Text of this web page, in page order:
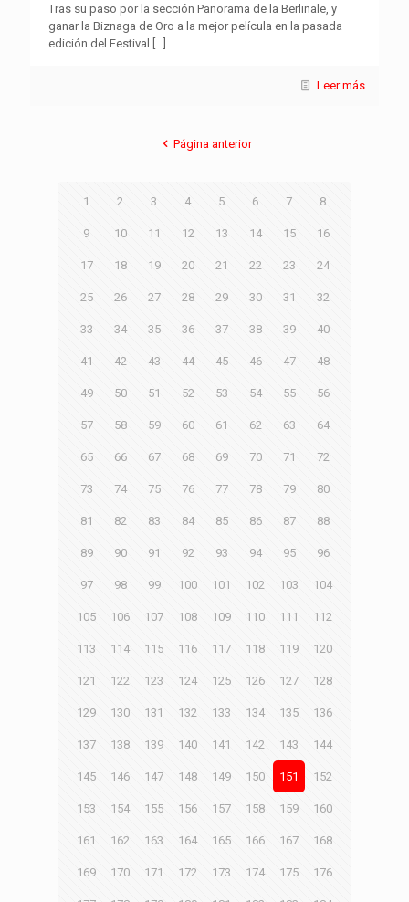
Tras su paso por la sección Panorama de la Berlinale, y
ganar la Biznaga de Oro a la mejor película en la pasada
edición del Festival
[…]
Leer más
Página anterior
1 2 3 4 5 6 7 8
9 10 11 12 13 14 15 16
17 18 19 20 21 22 23 24
25 26 27 28 29 30 31 32
33 34 35 36 37 38 39 40
41 42 43 44 45 46 47 48
49 50 51 52 53 54 55 56
57 58 59 60 61 62 63 64
65 66 67 68 69 70 71 72
73 74 75 76 77 78 79 80
81 82 83 84 85 86 87 88
89 90 91 92 93 94 95 96
97 98 99 100 101 102 103 104
105 106 107 108 109 110 111 112
113 114 115 116 117 118 119 120
121 122 123 124 125 126 127 128
129 130 131 132 133 134 135 136
137 138 139 140 141 142 143 144
145 146 147 148 149 150 151 152
153 154 155 156 157 158 159 160
161 162 163 164 165 166 167 168
169 170 171 172 173 174 175 176